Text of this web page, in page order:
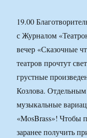
19.00
с Журналом
вечер «Сказочные
театров прочтут
грустные
Козлова. Отдельным
музыкальные
«MosBrass»! Чтобы
заранее получить